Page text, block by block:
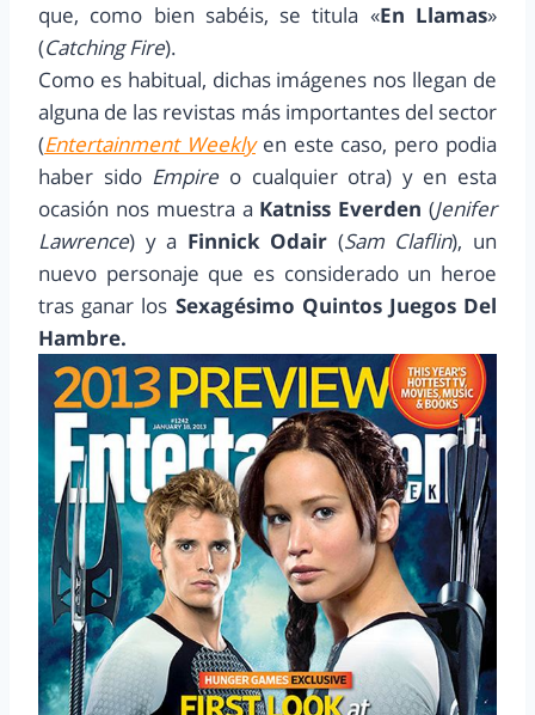
que, como bien sabéis, se titula «En Llamas»
(Catching Fire).
Como es habitual, dichas imágenes nos llegan de
alguna de las revistas más importantes del sector
(Entertainment Weeklyen este caso, pero podia
haber sido Empire o cualquier otra) y en esta
ocasión nos muestra a Katniss Everden (Jenifer
Lawrence) y a Finnick Odair (Sam Claflin), un
nuevo personaje que es considerado un heroe
tras ganar los Sexagésimo Quintos Juegos Del
Hambre.